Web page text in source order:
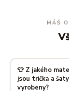
MÁŠ
👕 Z jakého
jsou trička a šaty
vyrobeny?